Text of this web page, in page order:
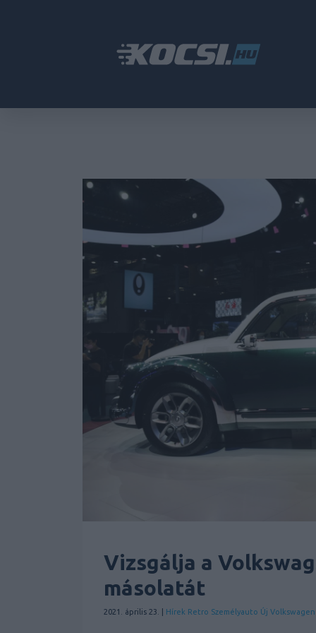
Vizsgálja a
másolatát
2021. április 23. | Hírek Retro Személyauto Új Volkswagen